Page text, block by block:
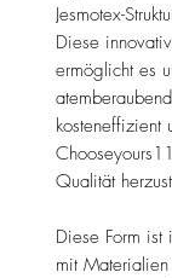
Jesmotex-
Diese
ermöglicht es
kosteneffizient
Qualität
Diese Form
mit